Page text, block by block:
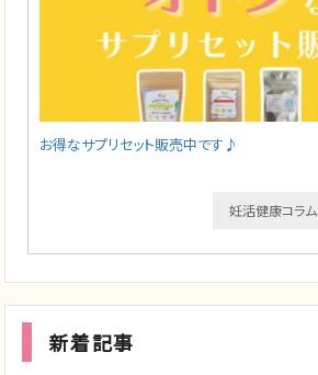
お得なサプリセット販売中です♪
妊活健康コラム
新着記事